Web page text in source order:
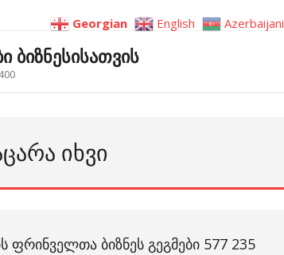
ბიზნესისათვის
ᲘᲮᲕᲘ
ᲤᲠᲘᲜᲕᲔᲚᲗᲐ ᲑᲘᲖᲜᲔᲡ ᲒᲔᲒᲛᲔᲑᲘ 577 235
Georgian English Azerbaijani